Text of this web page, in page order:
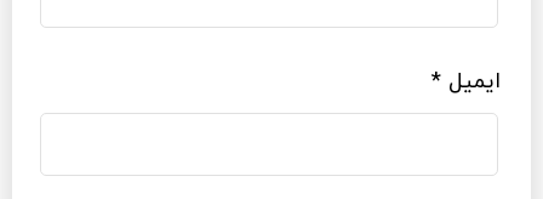
ایمیل *